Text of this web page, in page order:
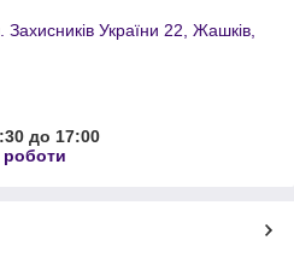
Захисників України 22, Жашків,
до 17:00
роботи